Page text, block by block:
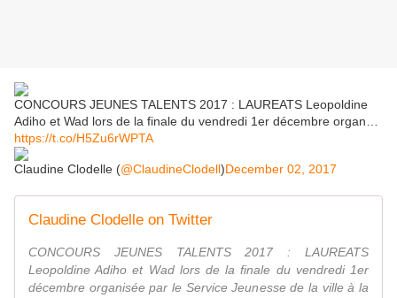
CONCOURS JEUNES TALENTS 2017 : LAUREATS Leopoldine
Adiho et Wad lors de la finale du vendredi 1er décembre organ…
https://t.co/H5Zu6rWPTA
Claudine Clodelle (@ClaudineClodell)December 02, 2017
Claudine Clodelle on Twitter
CONCOURS JEUNES TALENTS 2017 : LAUREATS
Leopoldine Adiho et Wad lors de la finale du vendredi 1er
décembre organisée par le Service Jeunesse de la ville à la